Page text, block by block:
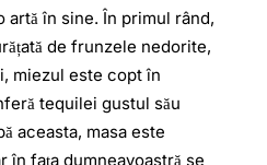
în sine. În primul rând,
de frunzele nedorite,
miezul este copt în
tequilei gustul său
aceasta, masa este
în fața dumneavoastră se